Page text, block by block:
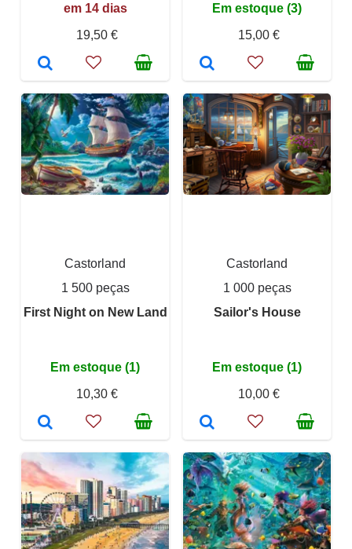
em 14 dias
19,50 €
Em estoque (3)
15,00 €
Castorland
1 500 peças
First Night on New Land
Em estoque (1)
10,30 €
Castorland
1 000 peças
Sailor's House
Em estoque (1)
10,00 €